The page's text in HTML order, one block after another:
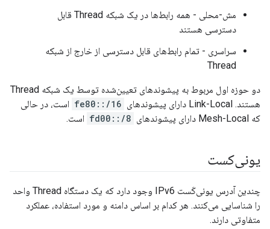
مش-محلی - همه رابط‌ها در یک شبکه Thread قابل
دسترسی هستند
سراسری - تمام رابط‌های قابل دسترسی از خارج از شبکه
Thread
دو حوزه اول مربوط به پیشوندهای تعیین‌شده توسط یک شبکه Thread
هستند. Link-Local دارای پیشوندهای
fe80::/16 است، در حالی
که Mesh-Local دارای پیشوندهای
fd00::/8 است.
یونی‌کست
چندین آدرس یونی‌کَست IPv6 وجود دارد که یک دستگاه Thread واحد
را شناسایی می‌کنند. هر کدام بر اساس دامنه و مورد استفاده، عملکرد
متفاوتی دارند.